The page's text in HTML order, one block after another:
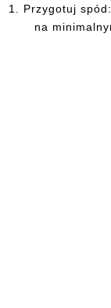
1. Przygotuj
na